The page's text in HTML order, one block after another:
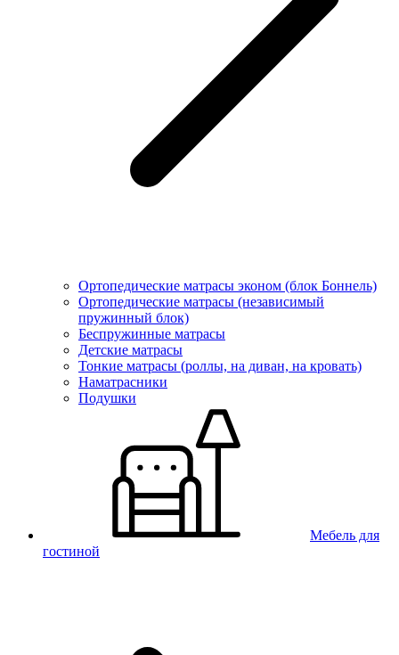
Ортопедические матрасы эконом (блок Боннель)
Ортопедические матрасы (независимый
пружинный блок)
Беcпружинные матрасы
Детские матрасы
Тонкие матрасы (роллы, на диван, на кровать)
Наматрасники
Подушки
Мебель для
гостиной